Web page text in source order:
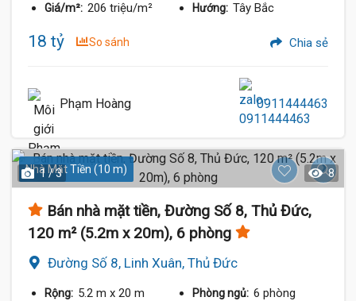
Giá/m²: 206 triệu/m² Hướng: Tây Bắc
18 tỷ So sánh Chia sẻ
Phạm Hoàng 0911444463
Nhà Mặt Tiền (10 m)
1 / 3 8
Bán nhà mặt tiền, Đường Số 8, Thủ Đức,
120 m² (5.2m x 20m), 6 phòng
Đường Số 8, Linh Xuân, Thủ Đức
Rộng: 5.2 m x 20 m Phòng ngủ: 6 phòng